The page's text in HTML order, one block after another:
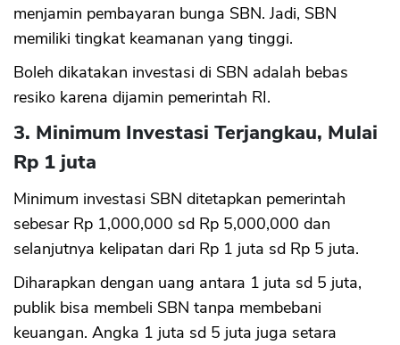
menjamin pembayaran bunga SBN. Jadi, SBN
memiliki tingkat keamanan yang tinggi.
Boleh dikatakan investasi di SBN adalah bebas
resiko karena dijamin pemerintah RI.
3. Minimum Investasi Terjangkau, Mulai
Rp 1 juta
Minimum investasi SBN ditetapkan pemerintah
sebesar Rp 1,000,000 sd Rp 5,000,000 dan
selanjutnya kelipatan dari Rp 1 juta sd Rp 5 juta.
Diharapkan dengan uang antara 1 juta sd 5 juta,
publik bisa membeli SBN tanpa membebani
keuangan. Angka 1 juta sd 5 juta juga setara